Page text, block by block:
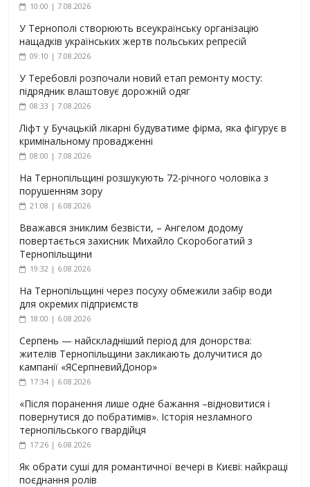
10:00 | 7.08.2026
У Тернополі створюють всеукраїнську організацію
нащадків українських жертв польських репресій
09:10 | 7.08.2026
У Теребовлі розпочали новий етап ремонту мосту:
підрядник влаштовує дорожній одяг
08:33 | 7.08.2026
Ліфт у Бучацькій лікарні будуватиме фірма, яка фігурує в
кримінальному провадженні
08:00 | 7.08.2026
На Тернопільщині розшукують 72-річного чоловіка з
порушенням зору
21:08 | 6.08.2026
Вважався зниклим безвісти, – Ангелом додому
повертається захисник Михайло Скоробогатий з
Тернопільщини
19:32 | 6.08.2026
На Тернопільщині через посуху обмежили забір води
для окремих підприємств
18:00 | 6.08.2026
Серпень — найскладніший період для донорства:
жителів Тернопільщини закликають долучитися до
кампанії «ЯСерпневийДонор»
17:34 | 6.08.2026
«Після поранення лише одне бажання –відновитися і
повернутися до побратимів». Історія незламного
тернопільського гвардійця
17:26 | 6.08.2026
Як обрати суші для романтичної вечері в Києві: найкращі
поєднання ролів